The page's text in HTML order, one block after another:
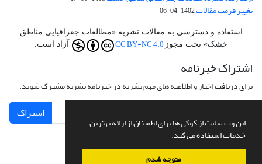
این وب سایت از کوکی ها برای اطمینان از ارائه بهترین
خدمات استفاده می کند.
متوجه شدم
تغییر فرمت مقالات1402-04-06
استفاده و دسترسی به مقالات نشریه «مطالعات جغرافیایی مناطق
خشک» تحت مجوز CC BY-NC 4.0 آزاد است.
اشتراک خبرنامه
برای دریافت اخبار و اطلاعیه های مهم نشریه در خبرنامه نشریه مشترک شوید.
اشتراک